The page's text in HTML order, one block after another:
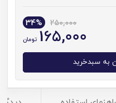
250,000
34%
165,000 تومان